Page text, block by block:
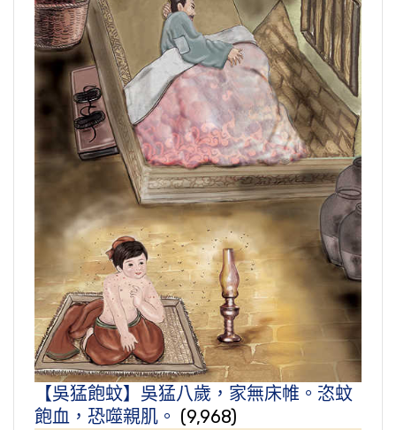
【吳猛飽蚊】吳猛八歲，家無床帷。恣蚊
飽血，恐噬親肌。 (9,968)